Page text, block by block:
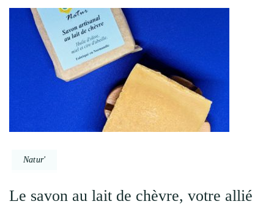
Natur'
Le savon au lait de chèvre, votre allié